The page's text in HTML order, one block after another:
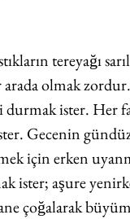
tereyağı
olmak
durmak ister. Her
Gecenin
için erken
ister; aşure
çoğalarak